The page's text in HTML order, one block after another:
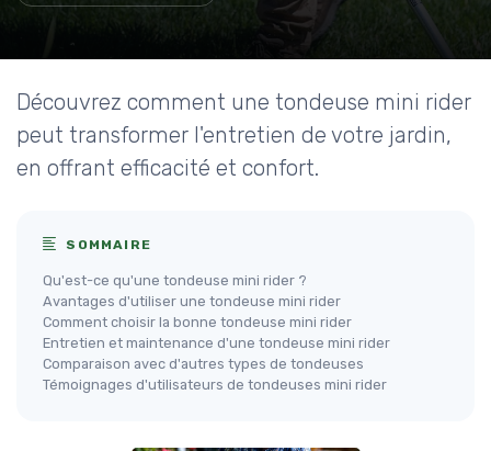
Découvrez comment une tondeuse mini rider
peut transformer l'entretien de votre jardin,
en offrant efficacité et confort.
SOMMAIRE
Qu'est-ce qu'une tondeuse mini rider ?
Avantages d'utiliser une tondeuse mini rider
Comment choisir la bonne tondeuse mini rider
Entretien et maintenance d'une tondeuse mini rider
Comparaison avec d'autres types de tondeuses
Témoignages d'utilisateurs de tondeuses mini rider